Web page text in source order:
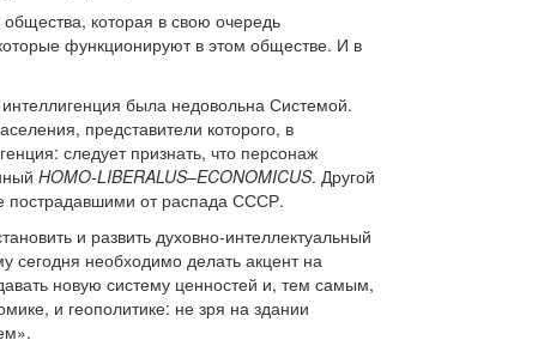
которая в свою очередь
функционируют в этом обществе. И в
была недовольна Системой.
представители которого, в
следует признать, что персонаж
HOMO-LIBERALUS–ECONOMICUS. Другой
пострадавшими от распада СССР.
и развить духовно-интеллектуальный
необходимо делать акцент на
новую систему ценностей и, тем самым,
и геополитике: не зря на здании